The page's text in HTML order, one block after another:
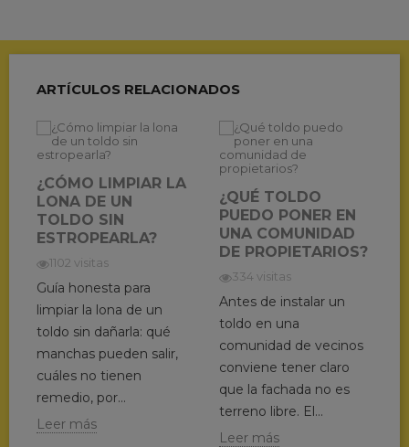
ARTÍCULOS RELACIONADOS
¿CÓMO LIMPIAR LA
LONA DE UN
TOLDO SIN
ESTROPEARLA?
1102 visitas
Guía honesta para
limpiar la lona de un
toldo sin dañarla: qué
manchas pueden salir,
cuáles no tienen
remedio, por...
Leer más
¿QUÉ TOLDO
PUEDO PONER EN
UNA COMUNIDAD
DE PROPIETARIOS?
334 visitas
Antes de instalar un
toldo en una
comunidad de vecinos
conviene tener claro
que la fachada no es
terreno libre. El...
Leer más